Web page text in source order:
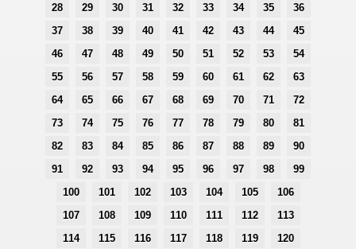
28
29 30 31 32 33 34 35
36
37
38 39 40 41 42 43 44
45
46
47 48 49 50 51 52 53
54
55
56 57 58 59 60 61 62
63
64
65 66 67 68 69 70 71
72
73
74 75 76 77 78 79 80
81
82
83 84 85 86 87 88 89
90
91
92 93 94 95 96 97 98
99
100
101 102 103 104 105
106
107
108 109 110 111 112
113
114
115 116 117 118 119
120